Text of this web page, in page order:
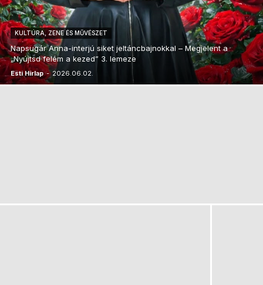
KULTÚRA, ZENE ÉS MŰVÉSZET
Napsugár Anna-interjú siket jeltáncbajnokkal – Megjelent a
„Nyújtsd felém a kezed” 3. lemeze
Esti Hírlap - 2026.06.02.